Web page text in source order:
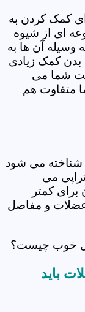
کمک کردن به
ای از شیوه
وسیله آن ها به
بدن کمک زیادی
شما می
متفاوت هم
شناخته می شود
می
برای کمتر
و مفاصل
خوب چیست؟
باید